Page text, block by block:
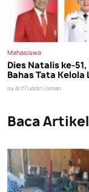
Mahasiswa
Dies Natalis ke-
Bahas Tata
by Arif Fuddin Usman
Baca